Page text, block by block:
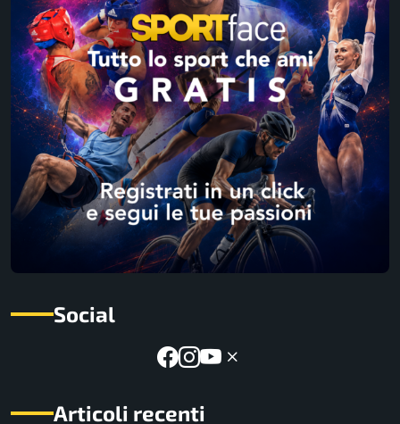
Social
Articoli recenti